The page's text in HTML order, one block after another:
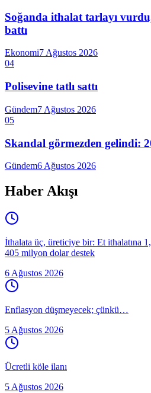
Soğanda ithalat tarlayı vurdu,
battı
Ekonomi7 Ağustos 2026
04
Polisevine tatlı sattı
Gündem7 Ağustos 2026
05
Skandal görmezden gelindi:
Gündem6 Ağustos 2026
Haber Akışı
İthalata üç, üreticiye bir: Et ithalatına
405 milyon dolar destek
6 Ağustos 2026
Enflasyon düşmeyecek; çünkü…
5 Ağustos 2026
Ücretli köle ilanı
5 Ağustos 2026